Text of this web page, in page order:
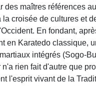
des maîtres références
la croisée de cultures et
En fondant,
en Karatedo classique,
intégrés (Sogo-
n'a rien fait d'autre que
l'esprit vivant de la